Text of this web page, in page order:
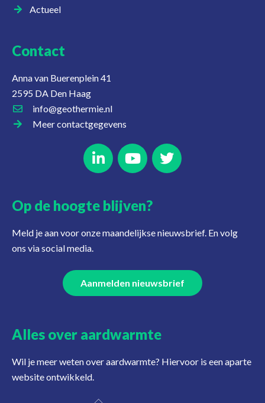
Actueel
Contact
Anna van Buerenplein 41
2595 DA Den Haag
info@geothermie.nl
Meer contactgegevens
Op de hoogte blijven?
Meld je aan voor onze maandelijkse nieuwsbrief. En volg
ons via social media.
Aanmelden nieuwsbrief
Alles over aardwarmte
Wil je meer weten over aardwarmte? Hiervoor is een aparte
website ontwikkeld.